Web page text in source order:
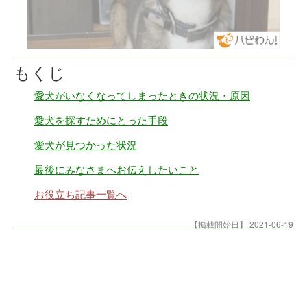
もくじ
愛犬がいなくなってしまったときの状況・原因
愛犬を探すためにとった手段
愛犬が見つかった状況
最後にみなさまへお伝えしたいこと
お役立ち記事一覧へ
【掲載開始日】 2021-06-19